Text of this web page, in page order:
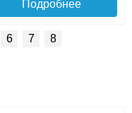
Подробнее
6 7 8